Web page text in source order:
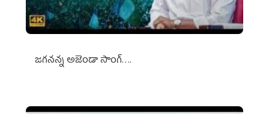
జగనన్న అజెండా సాంగ్….